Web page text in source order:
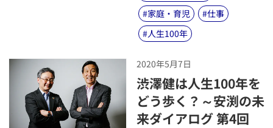
#家庭・育児 #仕事
#人生100年
2020年5月7日
​渋澤健は人生100年を
どう歩く？～安渕の未
来ダイアログ 第4回